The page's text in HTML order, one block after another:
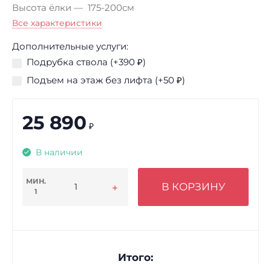
Высота ёлки
175-200см
Все характеристики
Дополнительные услуги:
Подрубка ствола (+390 ₽)
Подъем на этаж без лифта (+50 ₽)
25 890 ₽
В наличии
МИН.
1
В КОРЗИНУ
Итого: